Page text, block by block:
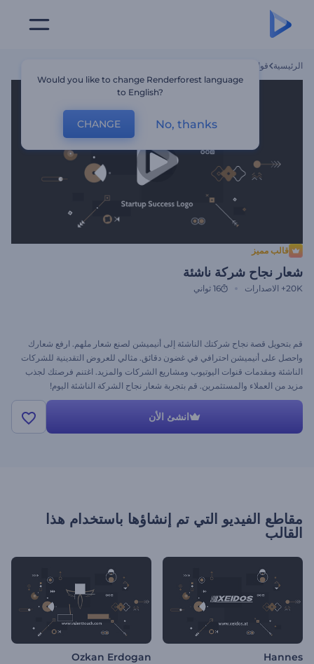
الرئيسية قوالب
قالب مميز
شعار نجاح شركة ناشئة
20K+ الاصدارات 16 ثواني
قم بتحويل قصة نجاح شركتك الناشئة إلى أنيميشن لصنع شعار ملهم. ارفع شعارك
واحصل على أنيميشن احترافي في غضون دقائق. مثالي للعروض التقدينية للشركات
الناشئة ومقدمات قنوات اليوتيوب ومشاريع الشركات والمزيد. اغتنم فرصتك لجذب
مزيد من العملاء والمستثمرين. قم بتجربة شعار نجاح الشركة الناشئة اليوم!
انشئ الأن
مقاطع الفيديو التي تم إنشاؤها باستخدام هذا
القالب
Hannes
Ozkan Erdogan
Would you like to change Renderforest language
to English?
CHANGE No, thanks